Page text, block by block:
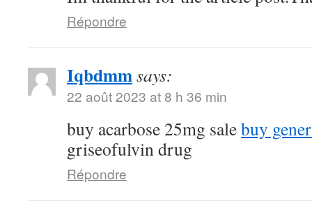
Répondre
Iqbdmmsays:
22 août 2023 at 8 h 36 min
buy acarbose 25mg salebuy
griseofulvin drug
Répondre